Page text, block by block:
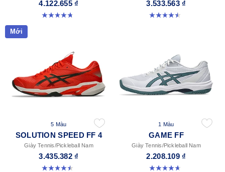
4.122.655 ₫
4.7 trong số 5 sao. 203 đánh giá
3.533.563 ₫
4.5 trong số 5 sao. 225 đánh giá
Mới
5 Màu
SOLUTION SPEED FF 4
Giày Tennis/Pickleball Nam
3.435.382 ₫
4.5 trong số 5 sao. 41 đánh giá
1 Màu
GAME FF
Giày Tennis/Pickleball Nam
2.208.109 ₫
4.7 trong số 5 sao. 33 đánh giá